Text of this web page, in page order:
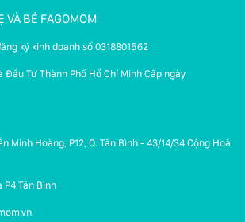
VÀ BÉ FAGOMOM
ký kinh doanh số 0318801562
Đầu Tư Thành Phố Hồ Chí Minh Cấp ngày
Minh Hoàng, P12, Q. Tân Bình - 43/14/34 Cộng Hoà
P4 Tân Bình